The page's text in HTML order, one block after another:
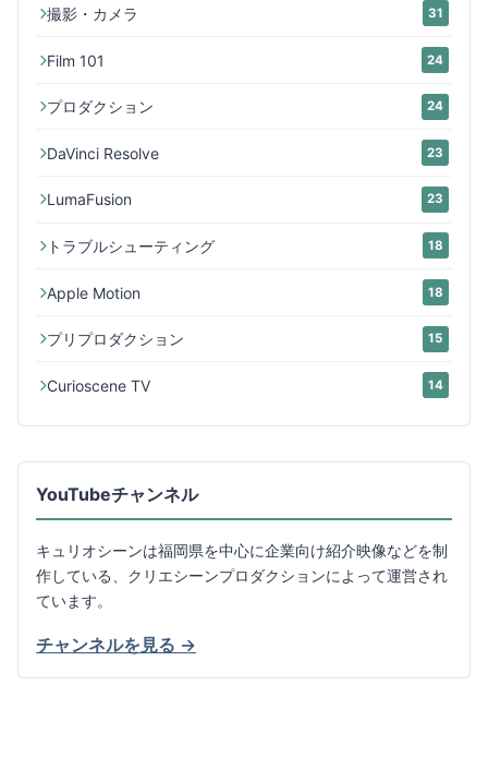
撮影・カメラ 31
Film 101 24
プロダクション 24
DaVinci Resolve 23
LumaFusion 23
トラブルシューティング 18
Apple Motion 18
プリプロダクション 15
Curioscene TV 14
YouTubeチャンネル
キュリオシーンは福岡県を中心に企業向け紹介映像などを制
作している、クリエシーンプロダクションによって運営され
ています。
チャンネルを見る →